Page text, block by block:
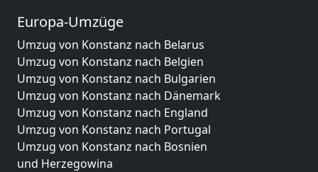
Europa-Umzüge
Umzug von Konstanz nach Belarus
Umzug von Konstanz nach Belgien
Umzug von Konstanz nach Bulgarien
Umzug von Konstanz nach Dänemark
Umzug von Konstanz nach England
Umzug von Konstanz nach Portugal
Umzug von Konstanz nach Bosnien
und Herzegowina